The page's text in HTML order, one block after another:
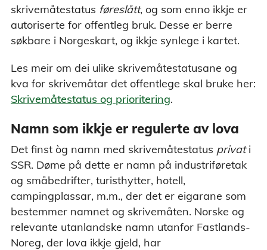
skrivemåtestatus føreslått, og som enno ikkje er
autoriserte for offentleg bruk. Desse er berre
søkbare i Norgeskart, og ikkje synlege i kartet.
Les meir om dei ulike skrivemåtestatusane og
kva for skrivemåtar det offentlege skal bruke her:
Skrivemåtestatus og prioritering.
Namn som ikkje er regulerte av lova
Det finst òg namn med skrivemåtestatus privati
SSR. Døme på dette er namn på industriføretak
og småbedrifter, turisthytter, hotell,
campingplassar, m.m., der det er eigarane som
bestemmer namnet og skrivemåten. Norske og
relevante utanlandske namn utanfor Fastlands-
Noreg, der lova ikkje gjeld, har